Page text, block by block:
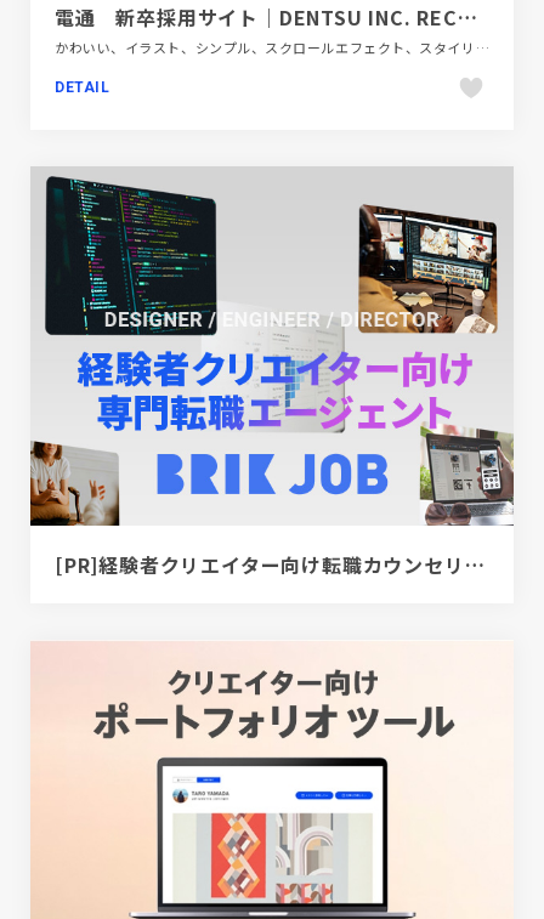
電通 新卒採用サイト｜DENTSU INC. RECRUITING 2023
かわいい、イラスト、シンプル、スクロールエフェクト、スタイリッシュ、タイポグラフィー、デザイン・アート・音楽・文芸、フラットデザイン、ホワイト系、ポップ、新卒・中途採用サイト、金融・法律・人材・専門職
DETAIL
[PR]経験者クリエイター向け転職カウンセリング｜デザイナー / ディレクター / エンジニア